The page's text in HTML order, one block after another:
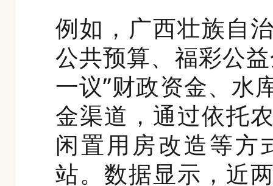
例如，广西壮族自
公共预算、福彩公
一议”财政资金、水
金渠道，通过依托
闲置用房改造等方
站。数据显示，近